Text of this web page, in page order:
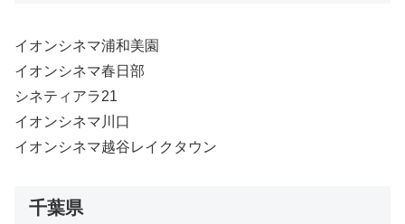
イオンシネマ浦和美園
イオンシネマ春日部
シネティアラ21
イオンシネマ川口
イオンシネマ越谷レイクタウン
千葉県